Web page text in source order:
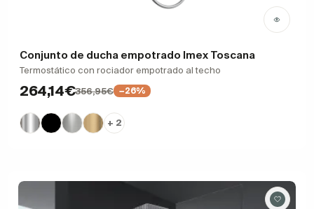
Conjunto de ducha empotrado Imex Toscana
Termostático con rociador empotrado al techo
264,14€356,95€ −26%
+ 2